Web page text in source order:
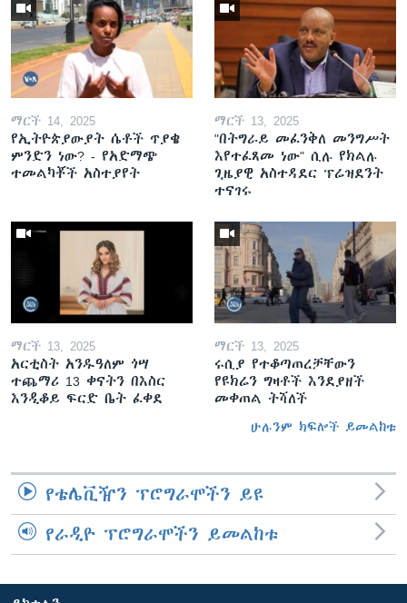
ማርች 14, 2025
የኢትዮጵያውያት ሴቶች ጥያቄ
ምንድን ነው? - የአድማጭ
ተመልካቾች አስተያየት
ማርች 13, 2025
"በትግራይ መፈንቅለ መንግሥት
እየተፈጸመ ነው" ሲሉ የክልሉ
ጊዜያዊ አስተዳደር ፕሬዝደንት
ተናገሩ
ማርች 13, 2025
አርቲስት አንዱዓለም ጎሣ
ተጨማሪ 13 ቀናትን በእስር
እንዲቆይ ፍርድ ቤት ፈቀደ
ማርች 13, 2025
ሩሲያ የተቆጣጠረቻቸውን
የዩክሬን ግዛቶች እንደያዘች
መቀጠል ትሻለች
ሁሉንም ክፍሎች ይመልከቱ
የቴሌቪዥን ፕሮግራሞችን ይዩ
የራዲዮ ፕሮግራሞችን ይመልከቱ